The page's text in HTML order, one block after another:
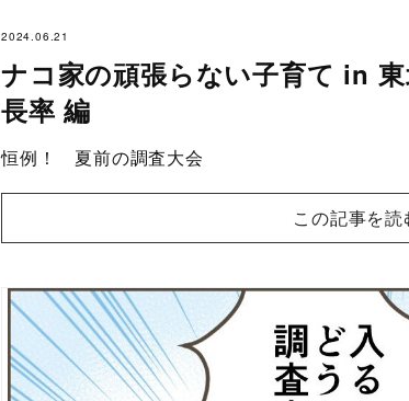
2024.06.21
ナコ家の頑張らない子育て in
長率 編
恒例！ 夏前の調査大会
この記事を読